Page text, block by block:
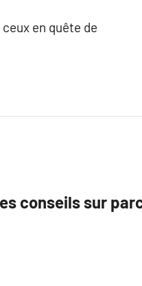
en quête de
conseils sur